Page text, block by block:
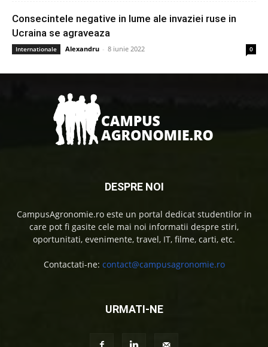
Consecintele negative in lume ale invaziei ruse in
Ucraina se agraveaza
Internationale Alexandru - 8 iunie 2022 0
DESPRE NOI
CampusAgronomie.ro este un portal dedicat studentilor in
care pot fi gasite cele mai noi informatii despre stiri,
oportunitati, evenimente, travel, IT, filme, carti, etc.
Contactati-ne: contact@campusagronomie.ro
URMATI-NE